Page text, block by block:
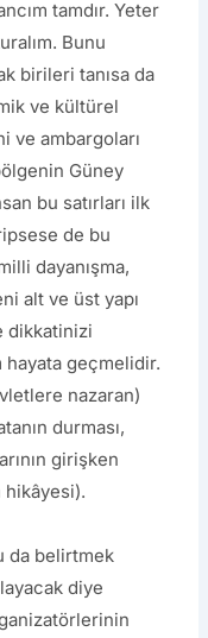
tamdır. Yeter
Bunu
birileri tanısa da
ve kültürel
ve ambargoları
Güney
bu satırları ilk
de bu
dayanışma,
alt ve üst yapı
dikkatinizi
geçmelidir.
nazaran)
durması,
girişken
hikâyesi).
da belirtmek
diye